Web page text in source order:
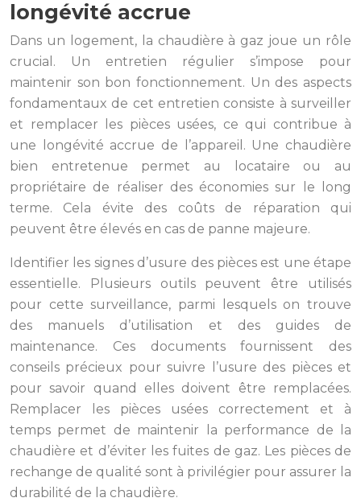
longévité accrue
Dans un logement, la chaudière à gaz joue un rôle
crucial. Un entretien régulier s’impose pour
maintenir son bon fonctionnement. Un des aspects
fondamentaux de cet entretien consiste à surveiller
et remplacer les pièces usées, ce qui contribue à
une longévité accrue de l’appareil. Une chaudière
bien entretenue permet au locataire ou au
propriétaire de réaliser des économies sur le long
terme. Cela évite des coûts de réparation qui
peuvent être élevés en cas de panne majeure.
Identifier les signes d’usure des pièces est une étape
essentielle. Plusieurs outils peuvent être utilisés
pour cette surveillance, parmi lesquels on trouve
des manuels d’utilisation et des guides de
maintenance. Ces documents fournissent des
conseils précieux pour suivre l’usure des pièces et
pour savoir quand elles doivent être remplacées.
Remplacer les pièces usées correctement et à
temps permet de maintenir la performance de la
chaudière et d’éviter les fuites de gaz. Les pièces de
rechange de qualité sont à privilégier pour assurer la
durabilité de la chaudière.